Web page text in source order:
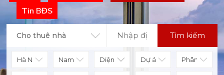
Tin BĐS
Cho thuê nhà Tìm kiếm
Diện tích